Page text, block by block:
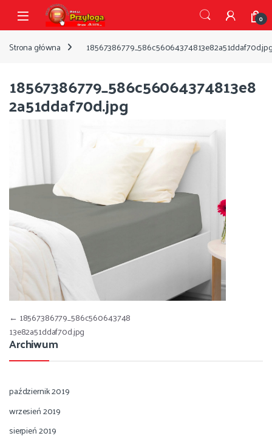
Przejdź do nawigacji
Przejdź do treści
Open 0
Strona główna
18567386779_586c56064374813e8
2a51ddaf70d.jpg
Nawigacja wpisu
← 18567386779_586c560643748
13e82a51ddaf70d.jpg
Archiwum
październik 2019
wrzesień 2019
sierpień 2019